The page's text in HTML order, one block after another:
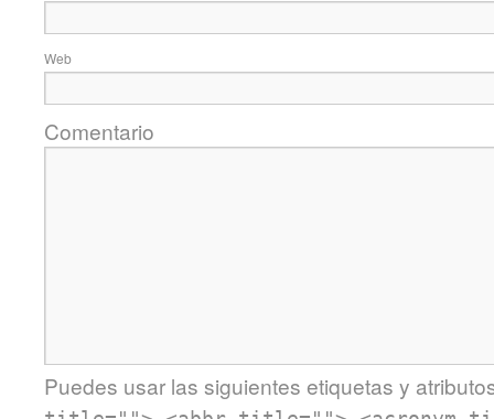
Web
Comentario
Puedes usar las siguientes etiquetas y